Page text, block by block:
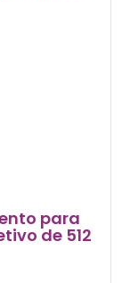
para
de 512